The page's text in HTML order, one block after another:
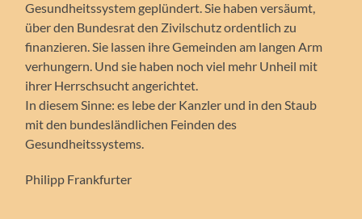
Gesundheitssystem geplündert. Sie haben versäumt,
über den Bundesrat den Zivilschutz ordentlich zu
finanzieren. Sie lassen ihre Gemeinden am langen Arm
verhungern. Und sie haben noch viel mehr Unheil mit
ihrer Herrschsucht angerichtet.
In diesem Sinne: es lebe der Kanzler und in den Staub
mit den bundesländlichen Feinden des
Gesundheitssystems.
Philipp Frankfurter